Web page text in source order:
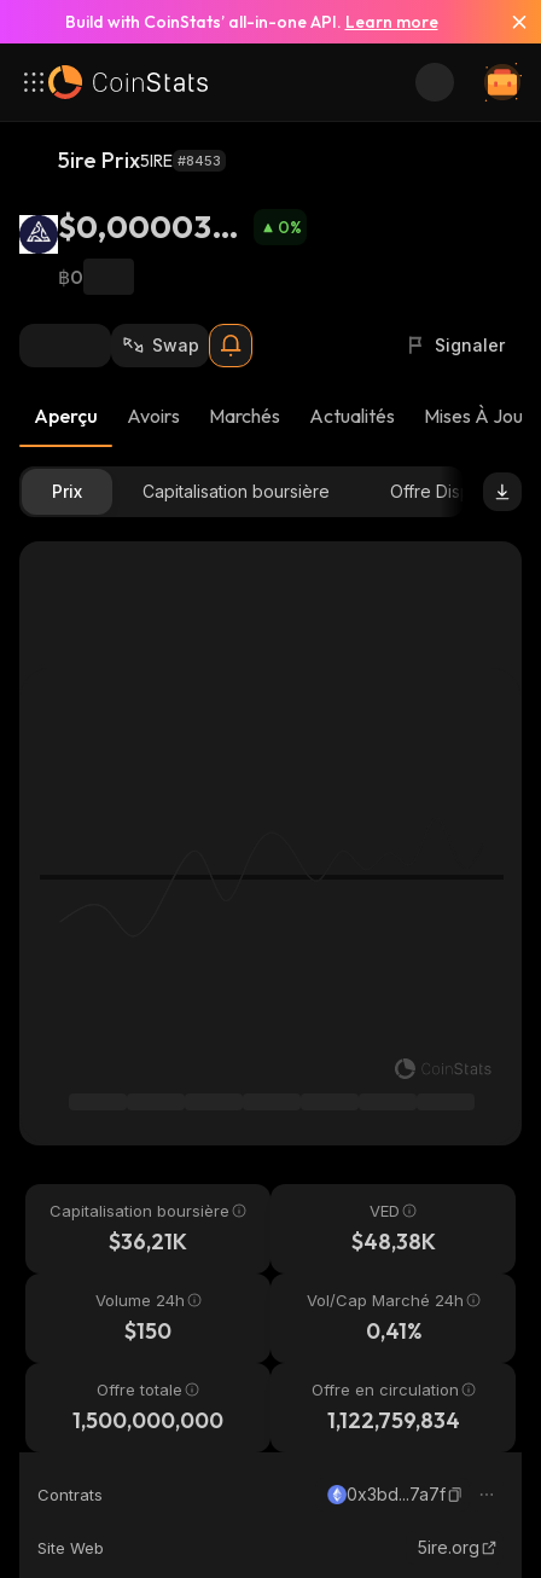
Build with CoinStats’ all-in-one API. Learn more
5ire Prix5IRE #8453
$0,0000322
5
0%
฿0
Swap Signaler
Aperçu Avoirs Marchés Actualités Mises À Jour
Prix Capitalisation boursière Offre Disponible
Capitalisation boursière
$36,21K
VED
$48,38K
Volume 24h
$150
Vol/Cap Marché 24h
0,41%
Offre totale
1,500,000,000
Offre en circulation
1,122,759,834
Contrats 0x3bd...7a7f
Site Web 5ire.org